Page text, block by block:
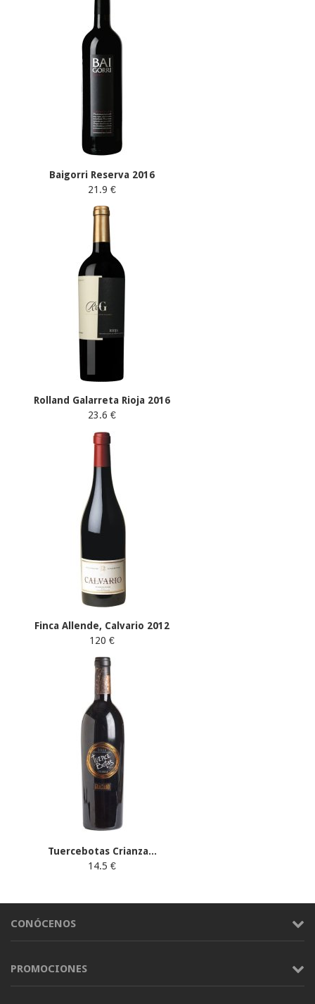
Baigorri Reserva 2016
21.9 €
Rolland Galarreta Rioja 2016
23.6 €
Finca Allende, Calvario 2012
120 €
Tuercebotas Crianza...
14.5 €
CONÓCENOS
PROMOCIONES